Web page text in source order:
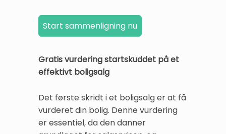
Gratis vurdering startskuddet på et
effektivt boligsalg
Det første skridt i et boligsalg er at få
vurderet din bolig. Denne vurdering
er essentiel, da den danner